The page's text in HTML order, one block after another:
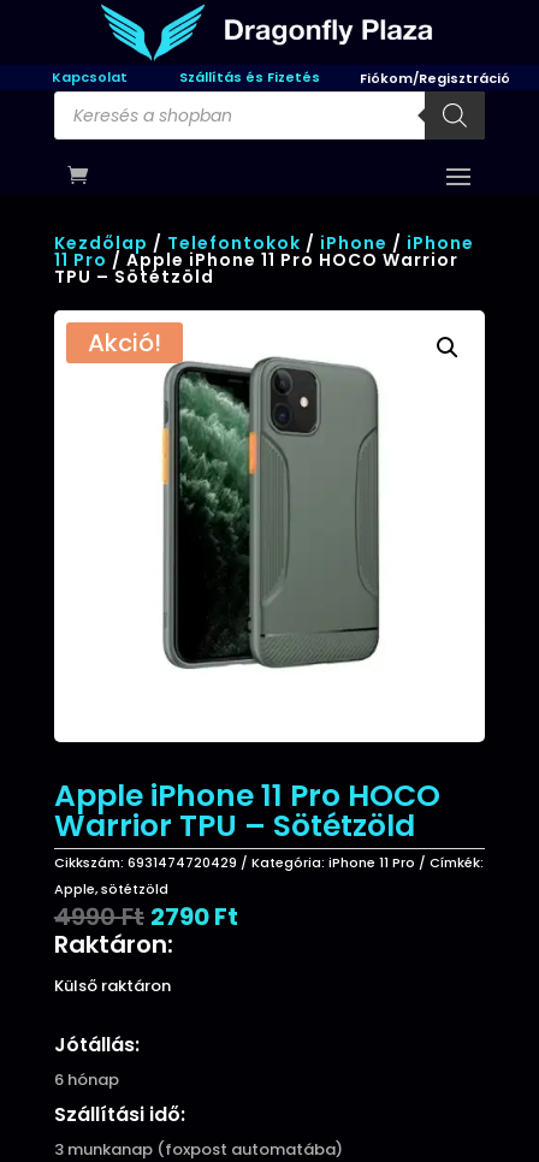
Kapcsolat Szállítás és Fizetés Fiókom/Regisztráció
Products
search
Kezdőlap / Telefontokok / iPhone / iPhone
11 Pro / Apple iPhone 11 Pro HOCO Warrior
TPU – Sötétzöld
Akció!
Apple iPhone 11 Pro HOCO
Warrior TPU – Sötétzöld
Cikkszám: 6931474720429 Kategória: iPhone 11 Pro
Címkék:
Apple,sötétzöld
4990Ft Original
price
was:
4990 Ft.
2790FtCurrent
Raktáron:
Külső raktáron
Jótállás:
6 hónap
Szállítási idő:
3 munkanap (foxpost automatába)